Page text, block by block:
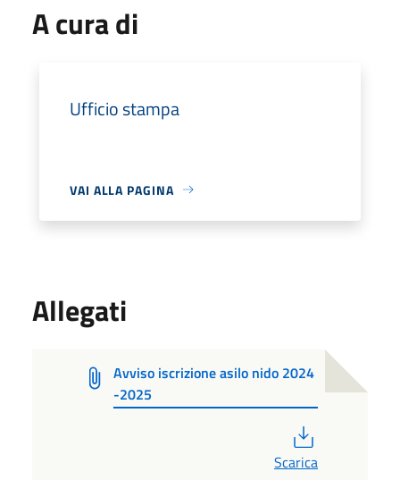
A cura di
Ufficio stampa
VAI ALLA PAGINA
Allegati
Avviso iscrizione asilo nido 2024
-2025
Scarica